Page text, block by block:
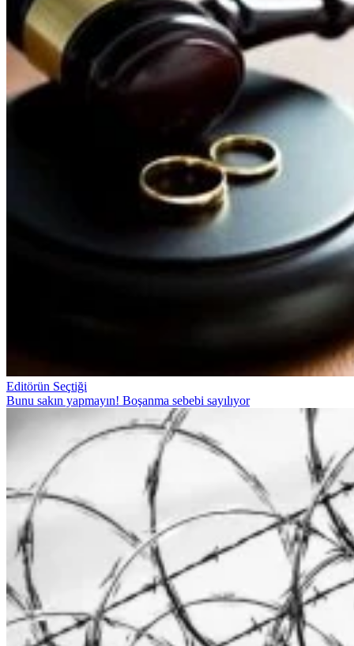
Editörün Seçtiği
Bunu sakın yapmayın! Boşanma sebebi sayılıyor